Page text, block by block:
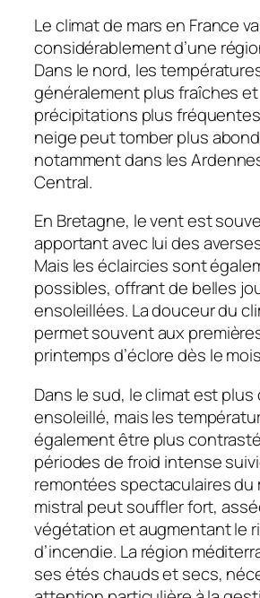
Le climat de mars en France
considérablement d’une
Dans le nord, les
généralement plus fraîches
précipitations plus fréquentes
neige peut tomber plus
notamment dans les
Central.
En Bretagne, le vent est
apportant avec lui des
Mais les éclaircies sont
possibles, offrant de belles
ensoleillées. La douceur du
permet souvent aux
printemps d’éclore dès le
Dans le sud, le climat est
ensoleillé, mais les
également être plus
périodes de froid intense
remontées spectaculaires du
mistral peut souffler fort,
végétation et augmentant le
d’incendie. La région
ses étés chauds et secs,